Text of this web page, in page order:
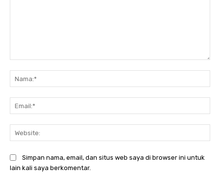
Simpan nama, email, dan situs web saya di browser ini untuk
lain kali saya berkomentar.